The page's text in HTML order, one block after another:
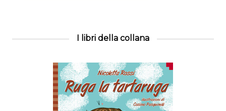
I libri della collana